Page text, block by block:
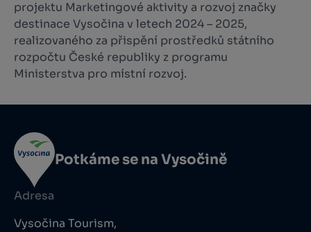
projektu Marketingové aktivity a rozvoj značky
destinace Vysočina v letech 2024 – 2025,
realizovaného za přispění prostředků státního
rozpočtu České republiky z programu
Ministerstva pro místní rozvoj.
Potkáme se na Vysočině
Adresa
Vysočina Tourism,